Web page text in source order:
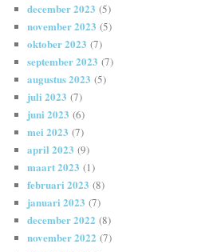
december 2023 (5)
november 2023 (5)
oktober 2023 (7)
september 2023 (7)
augustus 2023 (5)
juli 2023 (7)
juni 2023 (6)
mei 2023 (7)
april 2023 (9)
maart 2023 (1)
februari 2023 (8)
januari 2023 (7)
december 2022 (8)
november 2022 (7)